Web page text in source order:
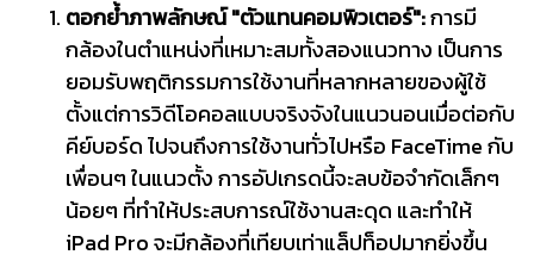
ตอกย้ำภาพลักษณ์ "ตัวแทนคอมพิวเตอร์":การมี
กล้องในตำแหน่งที่เหมาะสมทั้งสองแนวทาง เป็นการ
ยอมรับพฤติกรรมการใช้งานที่หลากหลายของผู้ใช้
ตั้งแต่การวิดีโอคอลแบบจริงจังในแนวนอนเมื่อต่อกับ
คีย์บอร์ด ไปจนถึงการใช้งานทั่วไปหรือ FaceTime กับ
เพื่อนๆ ในแนวตั้ง การอัปเกรดนี้จะลบข้อจำกัดเล็กๆ
น้อยๆ ที่ทำให้ประสบการณ์ใช้งานสะดุด และทำให้
iPad Pro จะมีกล้องที่เทียบเท่าแล็ปท็อปมากยิ่งขึ้น